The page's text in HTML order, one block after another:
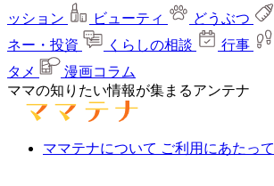
ッション
ビューティ どうぶつ
ネー・投資
くらしの相談 行事
タメ
漫画コラム
ママの知りたい情報が集まるアンテナ
ママテナについて ご利用にあたって